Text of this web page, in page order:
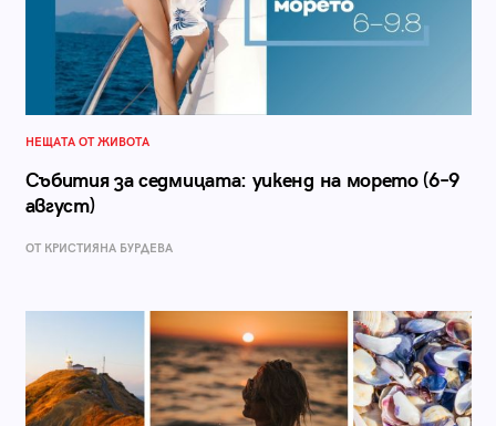
НЕЩАТА ОТ ЖИВОТА
Събития за седмицата: уикенд на морето (6–9
август)
ОТ КРИСТИЯНА БУРДЕВА